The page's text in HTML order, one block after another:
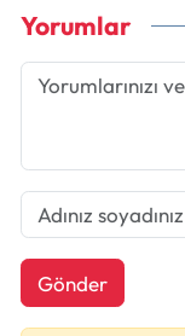
Yorumlar
Gönder